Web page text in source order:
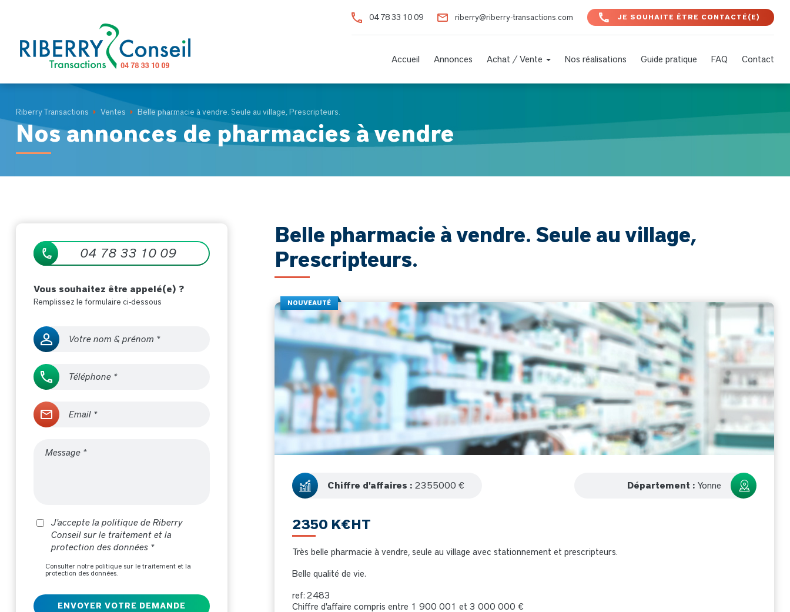
04 78 33 10 09 riberry@riberry-transactions.com JE SOUHAITE ÊTRE CONTACTÉ(E)
Accueil Annonces Achat / Vente Nos réalisations Guide pratique FAQ Contact
Riberry Transactions Ventes Belle pharmacie à vendre. Seule au village, Prescripteurs.
Nos annonces de pharmacies à vendre
04 78 33 10 09
Vous souhaitez être appelé(e) ?
Remplissez le formulaire ci-dessous
J'accepte la politique de Riberry
Conseil sur le traitement et la
protection des données *
Consulter notre politique sur le traitement et la
protection des données.
Belle pharmacie à vendre. Seule au village,
Prescripteurs.
NOUVEAUTÉ
Chiffre d'affaires : 2355000 € Département : Yonne
2350 K€HT
Très belle pharmacie à vendre, seule au village avec stationnement et prescripteurs.
Belle qualité de vie.
ref: 2483
Chiffre d'affaire compris entre 1 900 001 et 3 000 000 €